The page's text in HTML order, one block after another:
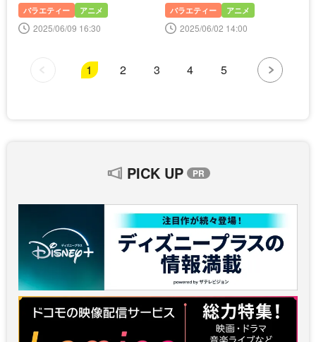
バラエティー アニメ
2025/06/09 16:30
バラエティー アニメ
2025/06/02 14:00
1 2 3 4 5
PICK UP